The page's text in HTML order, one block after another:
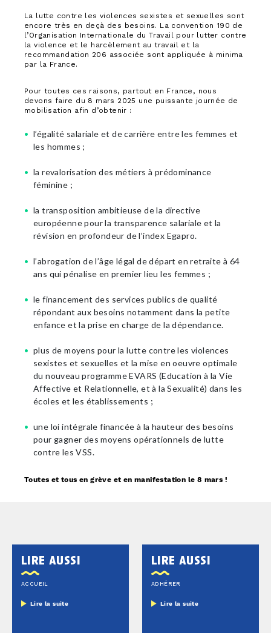
La lutte contre les violences sexistes et sexuelles sont
encore très en deçà des besoins. La convention 190 de
l’Organisation Internationale du Travail pour lutter contre
la violence et le harcèlement au travail et la
recommandation 206 associée sont appliquée à minima
par la France.
Pour toutes ces raisons, partout en France, nous
devons faire du 8 mars 2025 une puissante journée de
mobilisation afin d’obtenir :
l’égalité salariale et de carrière entre les femmes et
les hommes ;
la revalorisation des métiers à prédominance
féminine ;
la transposition ambitieuse de la directive
européenne pour la transparence salariale et la
révision en profondeur de l’index Egapro.
l’abrogation de l’âge légal de départ en retraite à 64
ans qui pénalise en premier lieu les femmes ;
le financement des services publics de qualité
répondant aux besoins notamment dans la petite
enfance et la prise en charge de la dépendance.
plus de moyens pour la lutte contre les violences
sexistes et sexuelles et la mise en oeuvre optimale
du nouveau programme EVARS (Education à la Vie
Affective et Relationnelle, et à la Sexualité) dans les
écoles et les établissements ;
une loi intégrale financée à la hauteur des besoins
pour gagner des moyens opérationnels de lutte
contre les VSS.
Toutes et tous en grève et en manifestation le 8 mars !
lire aussi
ACCUEIL
Lire la suite
lire aussi
ADHÉRER
Lire la suite